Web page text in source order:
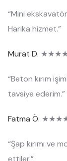
“Mini
Harika hizmet.”
Murat D.
“Beton kırım
tavsiye ederim.”
Fatma Ö.
“Şap kırımı ve
ettiler.”